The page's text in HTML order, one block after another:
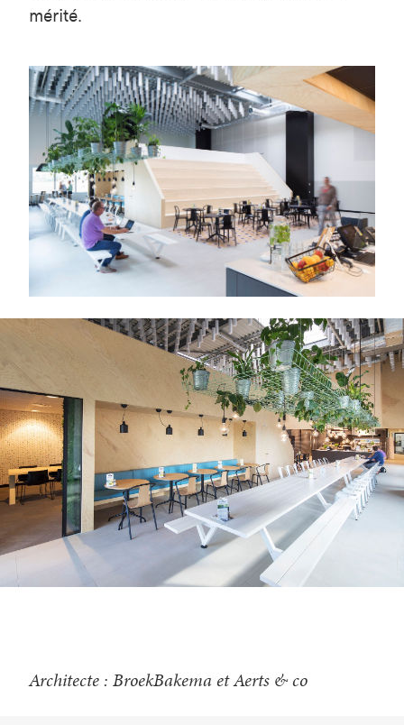
mérité.
Architecte : BroekBakema et Aerts & co